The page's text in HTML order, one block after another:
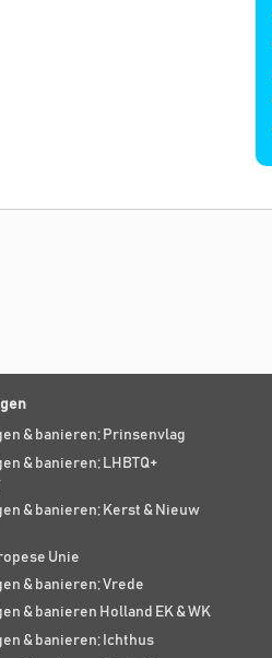
& banieren; Prinsenvlag
& banieren; LHBTQ+
& banieren; Kerst & Nieuw
Unie
& banieren; Vrede
& banieren Holland EK & WK
& banieren; Ichthus